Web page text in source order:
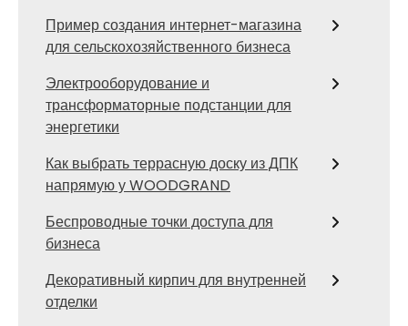
Пример создания интернет-магазина
для сельскохозяйственного бизнеса
Электрооборудование и
трансформаторные подстанции для
энергетики
Как выбрать террасную доску из ДПК
напрямую у WOODGRAND
Беспроводные точки доступа для
бизнеса
Декоративный кирпич для внутренней
отделки